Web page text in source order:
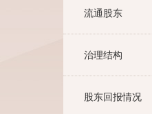
流通股东
治理结构
股东回报情况